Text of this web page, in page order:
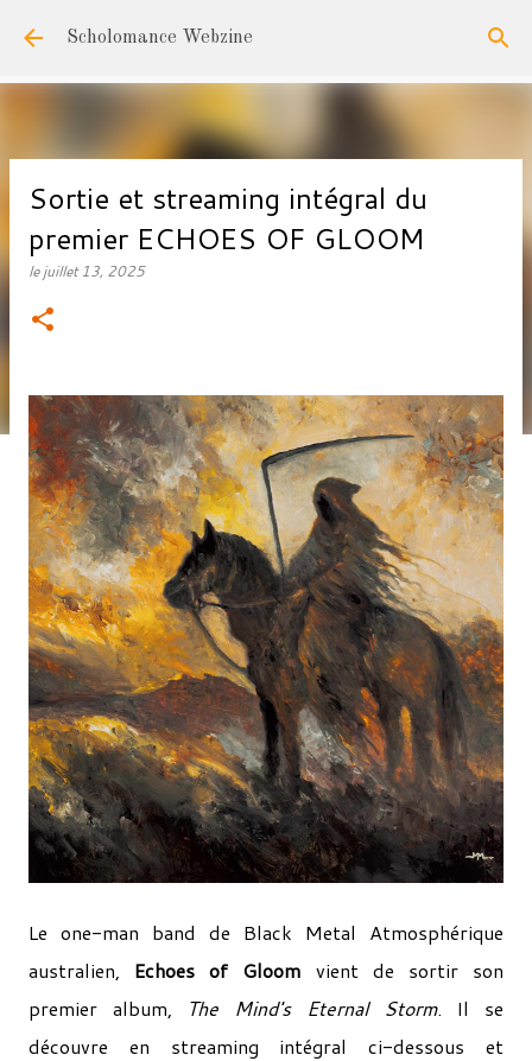
Accéder au contenu principal
Scholomance Webzine
Sortie et streaming intégral du
premier ECHOES OF GLOOM
lejuillet 13, 2025
Le one-man band de Black Metal Atmosphérique
australien, Echoes of Gloom vient de sortir son
premier album,
The Mind's Eternal Storm. Il se
découvre en streaming intégral ci-dessous et